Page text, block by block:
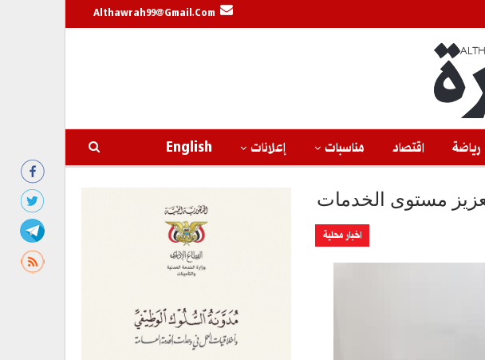
Althawrah99@gmail.com
رياضة اقتصاد مناسبات إعلانات English
مستوى الخدمات
اخبار محلية